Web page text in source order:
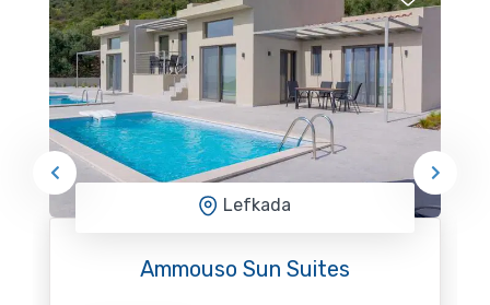
Lefkada
Ammouso Sun Suites